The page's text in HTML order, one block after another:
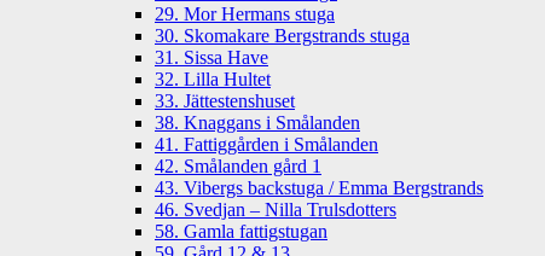
29. Mor Hermans stuga
30. Skomakare Bergstrands stuga
31. Sissa Have
32. Lilla Hultet
33. Jättestenshuset
38. Knaggans i Smålanden
41. Fattiggården i Smålanden
42. Smålanden gård 1
43. Vibergs backstuga / Emma Bergstrands
46. Svedjan – Nilla Trulsdotters
58. Gamla fattigstugan